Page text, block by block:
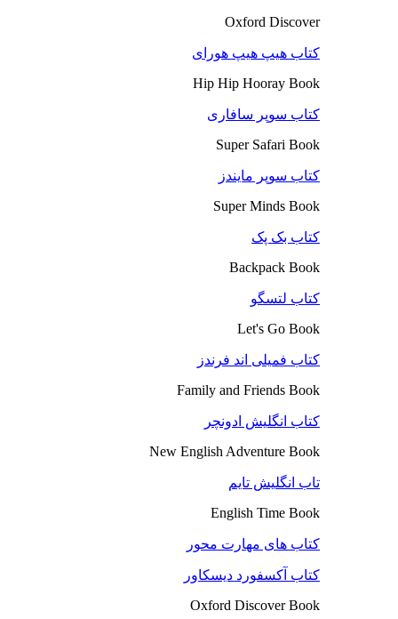
Oxford Discover
کتاب هیپ هیپ هورای
Hip Hip Hooray Book
کتاب سوپر سافاری
Super Safari Book
کتاب سوپر مایندز
Super Minds Book
کتاب بک پک
Backpack Book
کتاب لتسگو
Let's Go Book
کتاب فمیلی اند فرندز
Family and Friends Book
کتاب انگلیش ادونچر
New English Adventure Book
تاب انگلیش تایم
English Time Book
کتاب های مهارت محور
کتاب آکسفورد دیسکاور
Oxford Discover Book